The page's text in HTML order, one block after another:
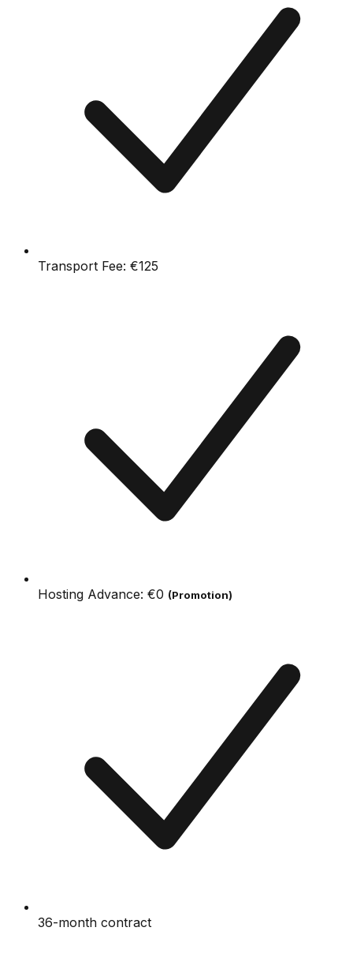
Transport Fee: €125
Hosting Advance: €0 (Promotion)
36-month contract